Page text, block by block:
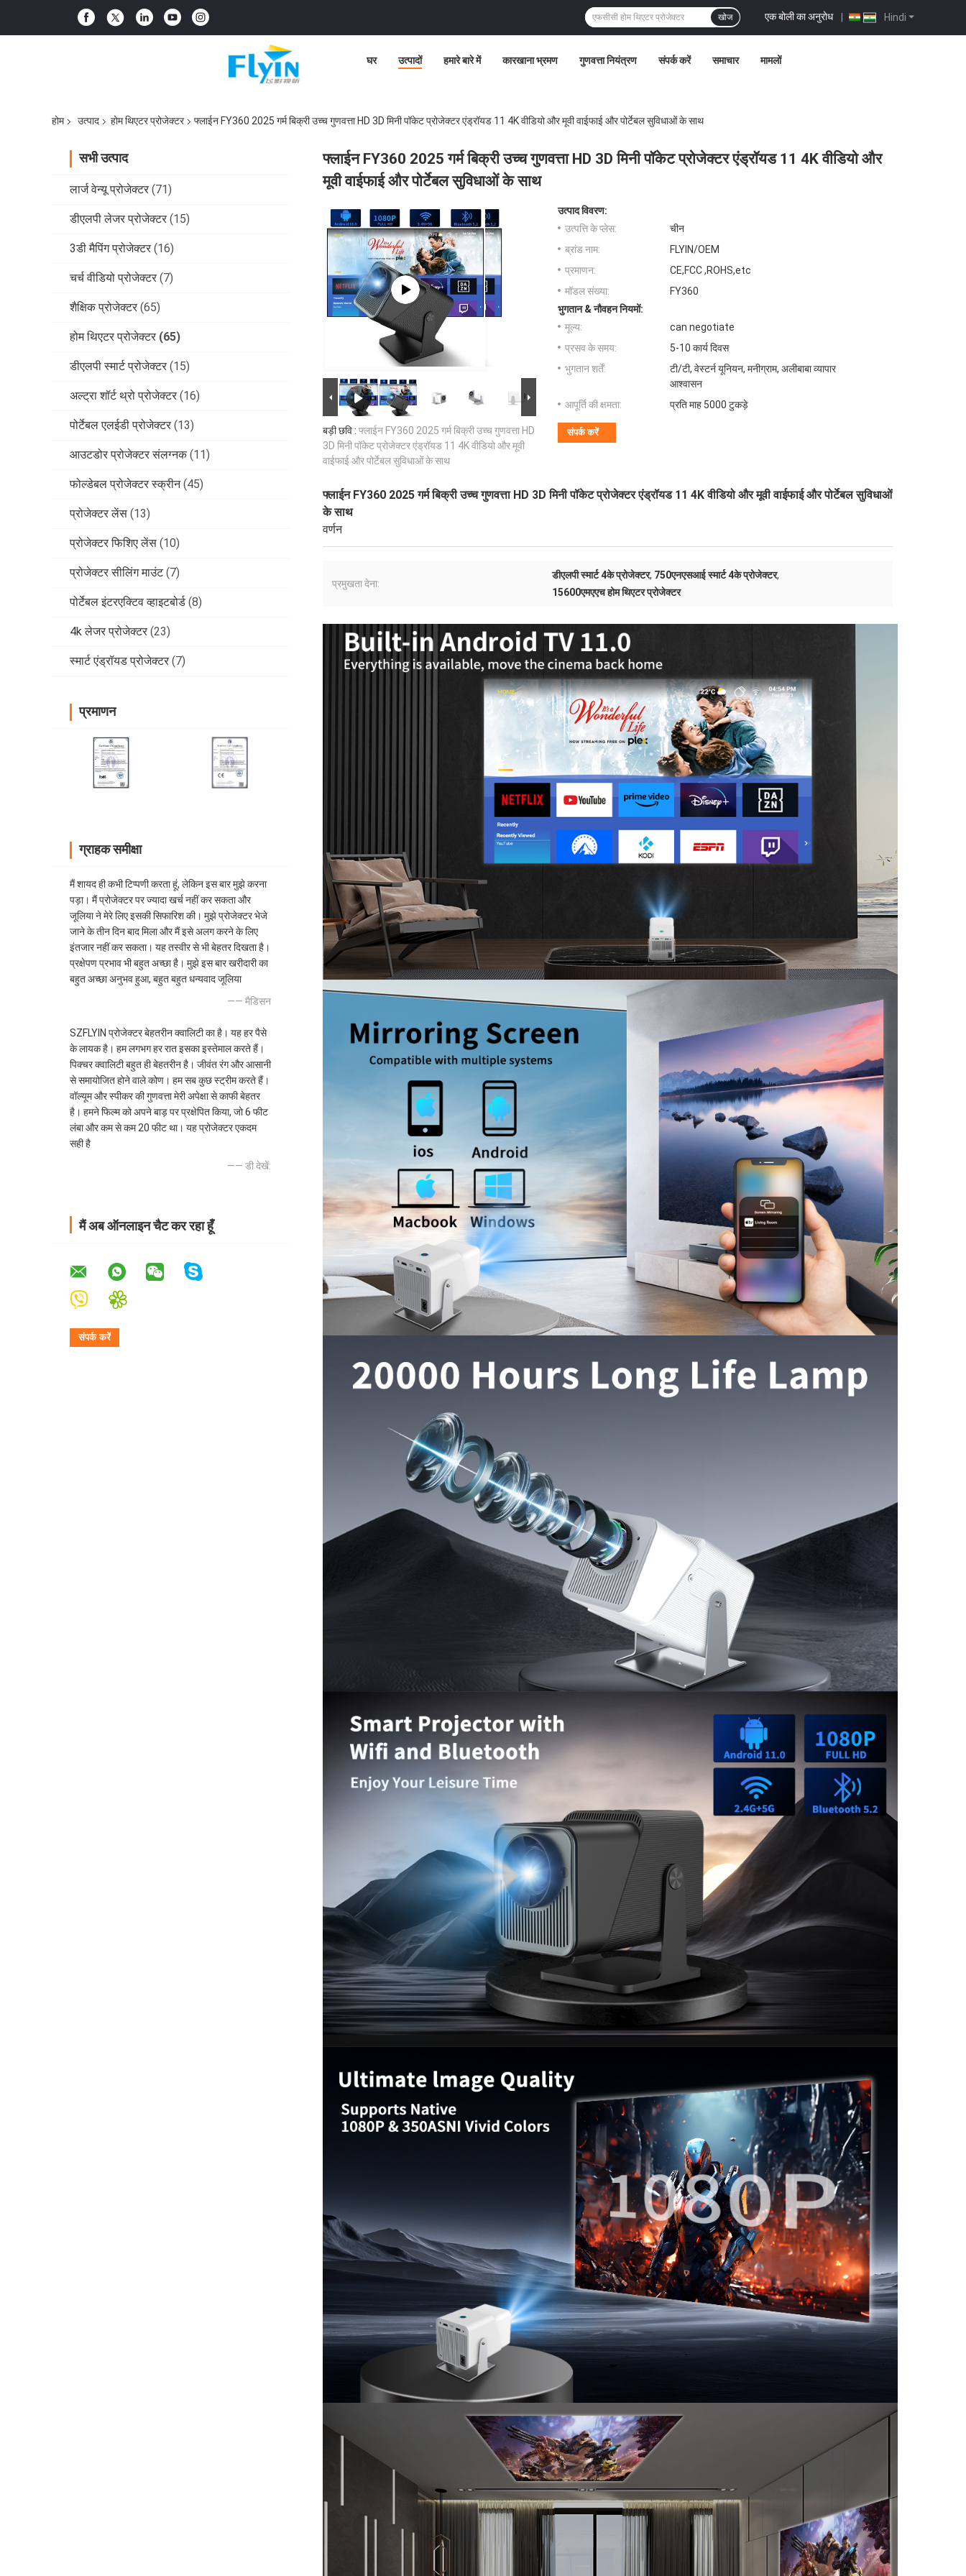
Hindi
एक बोली का अनुरोध |
खोज
घर उत्पादों हमारे बारे में कारखाना भ्रमण गुणवत्ता नियंत्रण संपर्क करें समाचार मामलों
होम उत्पाद होम थिएटर प्रोजेक्टर फ्लाईन FY360 2025 गर्म बिक्री उच्च गुणवत्ता HD 3D मिनी पॉकेट प्रोजेक्टर एंड्रॉयड 11 4K वीडियो और मूवी वाईफाई और पोर्टेबल सुविधाओं के साथ
सभी उत्पाद
लार्ज वेन्यू प्रोजेक्टर (71)
डीएलपी लेजर प्रोजेक्टर (15)
3डी मैपिंग प्रोजेक्टर (16)
चर्च वीडियो प्रोजेक्टर (7)
शैक्षिक प्रोजेक्टर (65)
होम थिएटर प्रोजेक्टर (65)
डीएलपी स्मार्ट प्रोजेक्टर (15)
अल्ट्रा शॉर्ट थ्रो प्रोजेक्टर (16)
पोर्टेबल एलईडी प्रोजेक्टर (13)
आउटडोर प्रोजेक्टर संलग्नक (11)
फोल्डेबल प्रोजेक्टर स्क्रीन (45)
प्रोजेक्टर लेंस (13)
प्रोजेक्टर फिशिए लेंस (10)
प्रोजेक्टर सीलिंग माउंट (7)
पोर्टेबल इंटरएक्टिव व्हाइटबोर्ड (8)
4k लेजर प्रोजेक्टर (23)
स्मार्ट एंड्रॉयड प्रोजेक्टर (7)
प्रमाणन
ग्राहक समीक्षा
मैं शायद ही कभी टिप्पणी करता हूं, लेकिन इस बार मुझे करना
पड़ा। मैं प्रोजेक्टर पर ज्यादा खर्च नहीं कर सकता और
जूलिया ने मेरे लिए इसकी सिफारिश की। मुझे प्रोजेक्टर भेजे
जाने के तीन दिन बाद मिला और मैं इसे अलग करने के लिए
इंतजार नहीं कर सकता। यह तस्वीर से भी बेहतर दिखता है।
प्रक्षेपण प्रभाव भी बहुत अच्छा है। मुझे इस बार खरीदारी का
बहुत अच्छा अनुभव हुआ, बहुत बहुत धन्यवाद जूलिया
—— मैडिसन
SZFLYIN प्रोजेक्टर बेहतरीन क्वालिटी का है। यह हर पैसे
के लायक है। हम लगभग हर रात इसका इस्तेमाल करते हैं।
पिक्चर क्वालिटी बहुत ही बेहतरीन है। जीवंत रंग और आसानी
से समायोजित होने वाले कोण। हम सब कुछ स्ट्रीम करते हैं।
वॉल्यूम और स्पीकर की गुणवत्ता मेरी अपेक्षा से काफी बेहतर
है। हमने फिल्म को अपने बाड़ पर प्रक्षेपित किया, जो 6 फीट
लंबा और कम से कम 20 फीट था। यह प्रोजेक्टर एकदम
सही है
—— डी देखें:
मैं अब ऑनलाइन चैट कर रहा हूँ
फ्लाईन FY360 2025 गर्म बिक्री उच्च गुणवत्ता HD 3D मिनी पॉकेट प्रोजेक्टर एंड्रॉयड 11 4K वीडियो और
मूवी वाईफाई और पोर्टेबल सुविधाओं के साथ
बड़ी छवि : फ्लाईन FY360 2025 गर्म बिक्री उच्च गुणवत्ता HD
3D मिनी पॉकेट प्रोजेक्टर एंड्रॉयड 11 4K वीडियो और मूवी
वाईफाई और पोर्टेबल सुविधाओं के साथ
उत्पाद विवरण:
उत्पत्ति के प्लेस:
चीन
ब्रांड नाम:
FLYIN/OEM
प्रमाणन:
CE,FCC ,ROHS,etc
मॉडल संख्या:
FY360
भुगतान & नौवहन नियमों:
मूल्य:
can negotiate
प्रसव के समय:
5-10 कार्य दिवस
भुगतान शर्तें:
टी/टी, वेस्टर्न यूनियन, मनीग्राम, अलीबाबा व्यापार
आश्वासन
आपूर्ति की क्षमता:
प्रति माह 5000 टुकड़े
संपर्क करें
फ्लाईन FY360 2025 गर्म बिक्री उच्च गुणवत्ता HD 3D मिनी पॉकेट प्रोजेक्टर एंड्रॉयड 11 4K वीडियो और मूवी वाईफाई और पोर्टेबल सुविधाओं
के साथ
वर्णन
प्रमुखता देना:
डीएलपी स्मार्ट 4के प्रोजेक्टर, 750एनएसआई स्मार्ट 4के प्रोजेक्टर,
15600एमएएच होम थिएटर प्रोजेक्टर